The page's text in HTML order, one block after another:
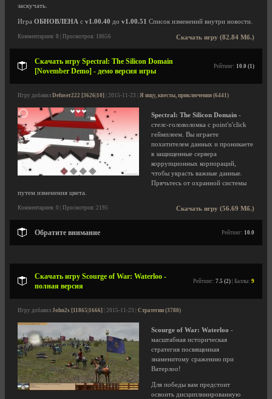
заскучать.
Игра ОБНОВЛЕНА с v1.00.40 до v1.00.51 Список изменений внутри новости.
Скачать игру (82.84 Мб.)
Комментариев: 8 | Просмотров: 18656
Скачать игру Spectral: The Silicon Domain
[November Demo] - демо версия игры
Рейтинг: 10.0 (1)
Игру добавил Defuser222 [3626|10] | 2015-11-23 | Я ищу, квесты, приключения (6441)
Spectral: The Silicon Domain -
стелс-головоломка с point'n'click
геймплеем. Вы играете
похитителем данных и проникаете
в защищенные сервера
коррупционных корпораций,
чтобы украсть важные данные.
Прячьтесь от охранной системы
путем изменения цвета.
Скачать игру (56.69 Мб.)
Комментариев: 0 | Просмотров: 2195
Обратите внимание Рейтинг: 10.0
Скачать игру Scourge of War: Waterloo -
полная версия
Рейтинг: 7.5 (2) | Баллы: 9
Игру добавил John2s [11865|1666] | 2015-11-23 | Стратегии (3780)
Scourge of War: Waterloo -
масштабная историческая
стратегия посвященная
знаменитому сражению при
Ватерлоо!
Для победы вам предстоит
освоить дисциплинированную